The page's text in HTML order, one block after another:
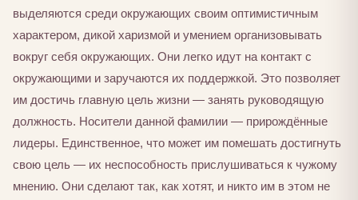
выделяются среди окружающих своим оптимистичным
характером, дикой харизмой и умением организовывать
вокруг себя окружающих. Они легко идут на контакт с
окружающими и заручаются их поддержкой. Это позволяет
им достичь главную цель жизни — занять руководящую
должность. Носители данной фамилии — прирождённые
лидеры. Единственное, что может им помешать достигнуть
свою цель — их неспособность прислушиваться к чужому
мнению. Они сделают так, как хотят, и никто им в этом не